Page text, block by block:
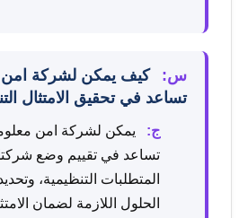
س:
كيف يمكن لشركة امن
تساعد في تحقيق الامتثال
ج:
يمكن لشركة امن
تساعد في تقييم وضع
المتطلبات التنظيمية،
الحلول اللازمة لضمان